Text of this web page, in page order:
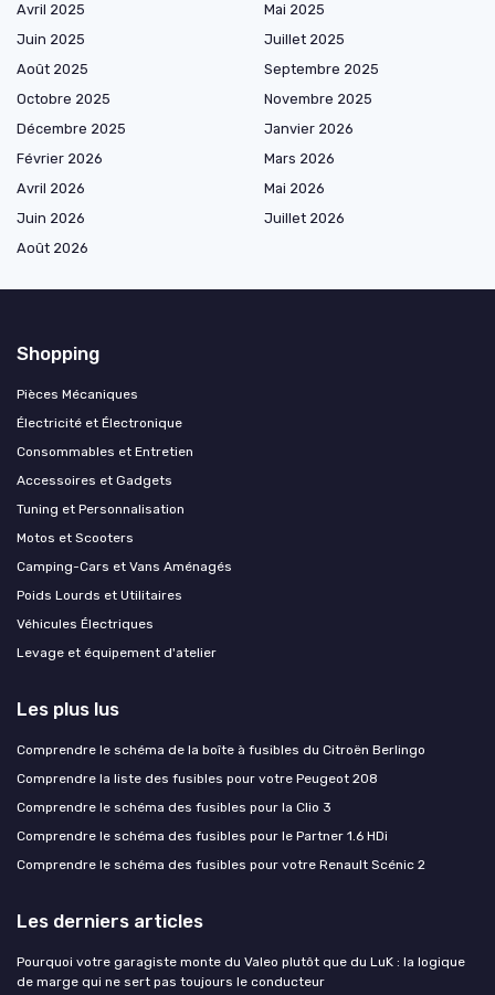
Avril 2025
Mai 2025
Juin 2025
Juillet 2025
Août 2025
Septembre 2025
Octobre 2025
Novembre 2025
Décembre 2025
Janvier 2026
Février 2026
Mars 2026
Avril 2026
Mai 2026
Juin 2026
Juillet 2026
Août 2026
Shopping
Pièces Mécaniques
Électricité et Électronique
Consommables et Entretien
Accessoires et Gadgets
Tuning et Personnalisation
Motos et Scooters
Camping-Cars et Vans Aménagés
Poids Lourds et Utilitaires
Véhicules Électriques
Levage et équipement d'atelier
Les plus lus
Comprendre le schéma de la boîte à fusibles du Citroën Berlingo
Comprendre la liste des fusibles pour votre Peugeot 208
Comprendre le schéma des fusibles pour la Clio 3
Comprendre le schéma des fusibles pour le Partner 1.6 HDi
Comprendre le schéma des fusibles pour votre Renault Scénic 2
Les derniers articles
Pourquoi votre garagiste monte du Valeo plutôt que du LuK : la logique
de marge qui ne sert pas toujours le conducteur